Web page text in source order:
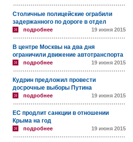
Столичные полицейские ограбили
задержанного по дороге в отдел
подробнее 19 июня 2015
В центре Москвы на два дня
ограничили движение автотранспорта
подробнее 19 июня 2015
Кудрин предложил провести
досрочные выборы Путина
подробнее 19 июня 2015
ЕС продлит санкции в отношении
Крыма на год
подробнее 19 июня 2015